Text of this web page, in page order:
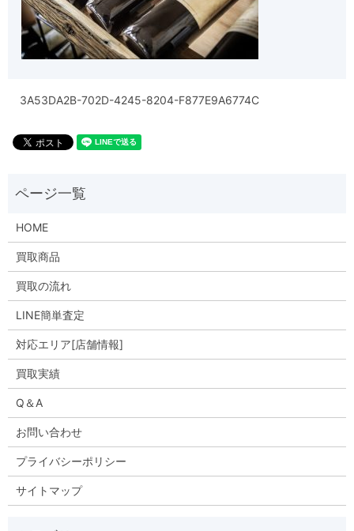
3A53DA2B-702D-4245-8204-F877E9A6774C
HOME
買取商品
買取の流れ
LINE簡単査定
対応エリア[店舗情報]
買取実績
Q＆A
お問い合わせ
プライバシーポリシー
サイトマップ